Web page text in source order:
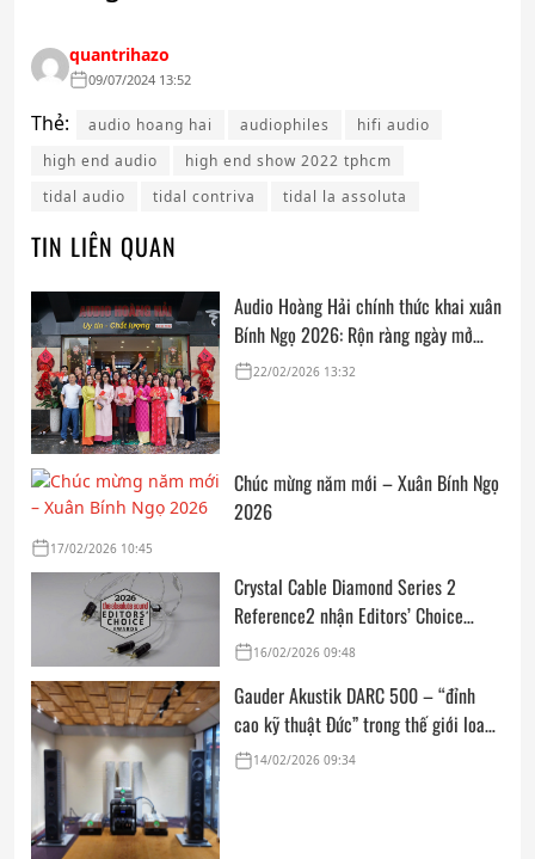
quantrihazo
09/07/2024 13:52
Thẻ: audio hoang hai audiophiles
hifi audio
high end audio
high end show 2022 tphcm
tidal audio
tidal contriva tidal la assoluta
TIN LIÊN QUAN
Audio Hoàng Hải chính thức khai xuân
Bính Ngọ 2026: Rộn ràng ngày mở
cửa, trọn vẹn lời chúc đầu năm
22/02/2026 13:32
Chúc mừng năm mới – Xuân Bính Ngọ
2026
17/02/2026 10:45
Crystal Cable Diamond Series 2
Reference2 nhận Editors’ Choice
Award: Dedicated Audio 2026 từ The
16/02/2026 09:48
Gauder Akustik DARC 500 – “đỉnh
cao kỹ thuật Đức” trong thế giới loa
hi-end tham chiếu
14/02/2026 09:34